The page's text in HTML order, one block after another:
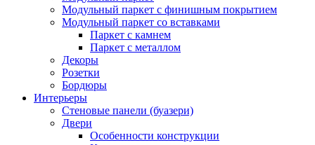
Модульный паркет с финишным покрытием
Модульный паркет со вставками
Паркет с камнем
Паркет с металлом
Декоры
Розетки
Бордюры
Интерьеры
Стеновые панели (буазери)
Двери
Особенности конструкции